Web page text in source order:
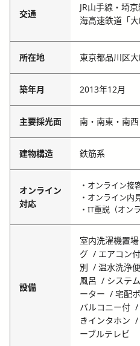
交通
JR山手線・埼
海高速鉄道「
所在地 東京都品川区
築年月 2013年12月
主要採光面 南・南東・南西
建物構造 鉄筋系
オンライン
対応
・オンライン接
・オンライン内
・IT重説（オン
設備
室内洗濯機置場
グ
エアコン
別
温水洗浄
風呂
システ
ーター
宅配
バルコニー付
きインタホン
ーブルテレビ